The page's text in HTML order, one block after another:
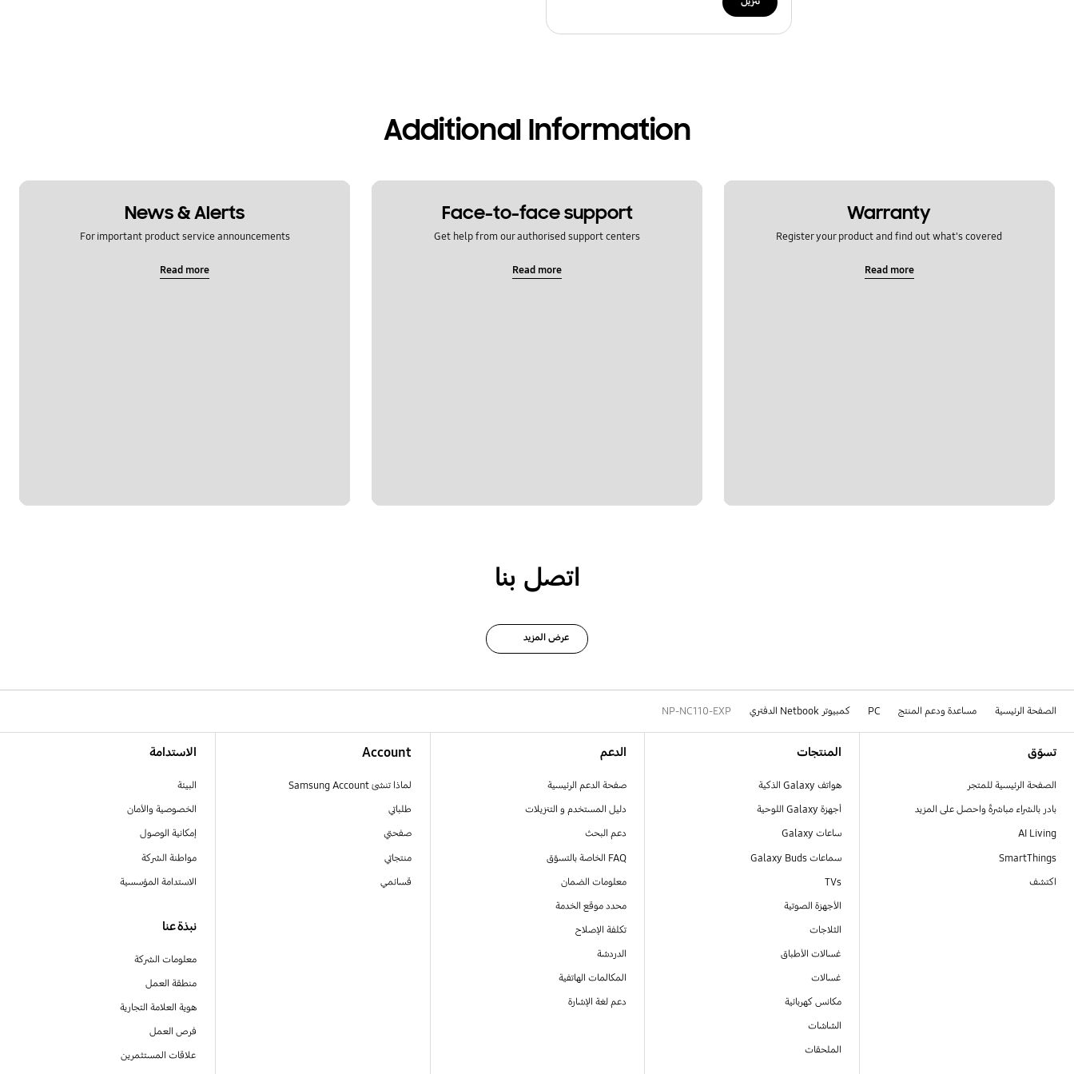
Additional Information
Warranty
Register your product and find out what's covered
Read more
Face-to-face support
Get help from our authorised support centers
Read more
News & Alerts
For important product service announcements
Read more
اتصل بنا
عرض المزيد
الصفحة الرئيسية مساعدة ودعم المنتج PC كمبيوتر Netbook الدفتري NP-NC110-EXP
تسوّق
الصفحة الرئيسية للمتجر
بادر بالشراء مباشرةً واحصل على المزيد
AI Living
SmartThings
اكتشف
المنتجات
هواتف Galaxy الذكية
أجهزة Galaxy اللوحية
ساعات Galaxy
سماعات Galaxy Buds
TVs
الأجهزة الصوتية
الثلاجات
غسالات الأطباق
غسالات
مكانس كهربائية
الشاشات
الملحقات
الدعم
صفحة الدعم الرئيسية
دليل المستخدم و التنزيلات
دعم البحث
FAQ الخاصة بالتسوّق
معلومات الضمان
محدد موقع الخدمة
تكلفة الإصلاح
الدردشة
المكالمات الهاتفية
دعم لغة الإشارة
Account
لماذا تنشئ Samsung Account
طلباتي
صفحتي
منتجاتي
قسائمي
الاستدامة
البيئة
الخصوصية والأمان
إمكانية الوصول
مواطنة الشركة
الاستدامة المؤسسية
نبذة عنا
معلومات الشركة
منطقة العمل
هوية العلامة التجارية
فرص العمل
علاقات المستثمرين